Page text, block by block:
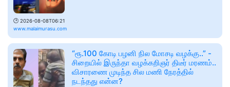
🕑 2026-08-08T06:21
www.malaimurasu.com
“ரூ.100 கோடி பழனி நில மோசடி வழக்கு..” -
சிறையில் இருந்தா வழக்கறிஞர் திடீர் மரணம்..
விசாரணை முடிந்த சில மணி நேரத்தில்
நடந்தது என்ன?